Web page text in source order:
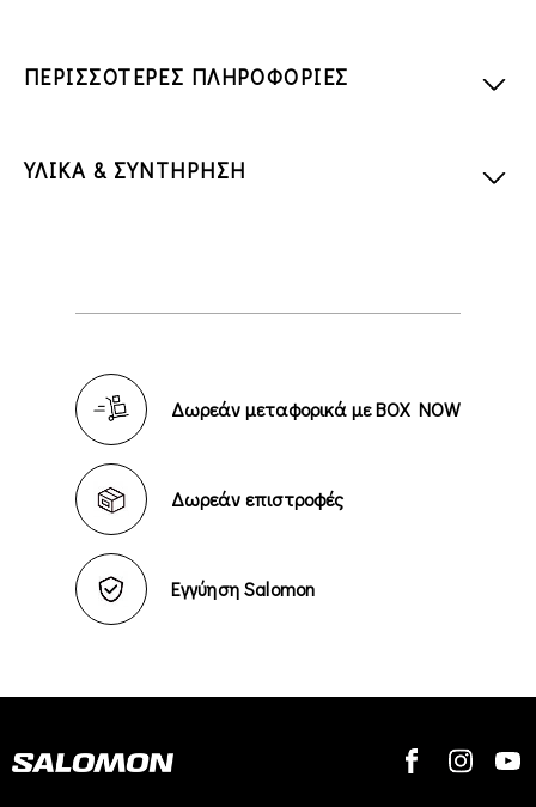
ΠΕΡΙΣΣΟΤΕΡΕΣ ΠΛΗΡΟΦΟΡΙΕΣ
ΥΛΙΚΑ & ΣΥΝΤΗΡΗΣΗ
Δωρεάν μεταφορικά με BOX NOW
Δωρεάν επιστροφές
Εγγύηση Salomon